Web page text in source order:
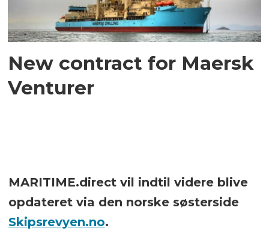
New contract for Maersk
Venturer
MARITIME.direct vil indtil videre blive
opdateret via den norske søsterside
Skipsrevyen.no.